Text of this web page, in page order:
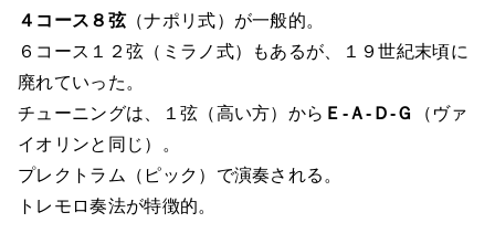
４コース８弦（ナポリ式）が一般的。
６コース１２弦（ミラノ式）もあるが、１９世紀末頃に
廃れていった。
チューニングは、１弦（高い方）から Ｅ-Ａ-Ｄ-Ｇ
（ヴァ
イオリンと同じ）。
プレクトラム（ピック）で演奏される。
トレモロ奏法が特徴的。